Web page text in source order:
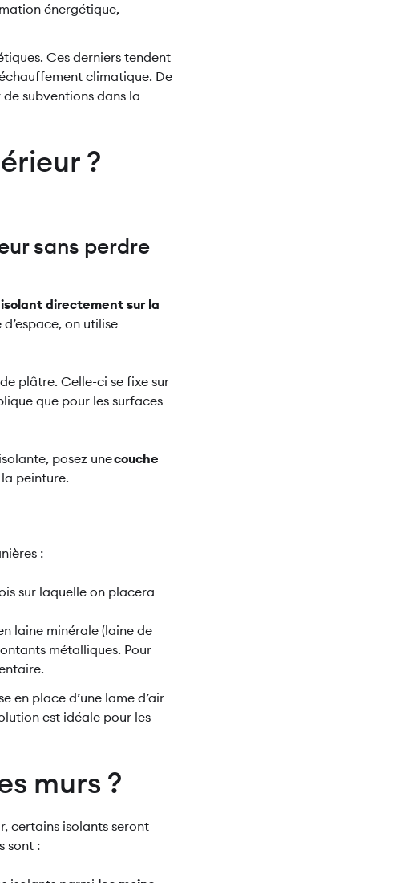
énergétique,
Ces derniers tendent
climatique. De
subventions dans la
?
sans perdre
directement sur la
on utilise
plâtre. Celle-ci se fixe sur
que pour les surfaces
posez unecouche
peinture.
:
sur laquelle on placera
laine minérale (laine de
métalliques. Pour
en place d’une lame d’air
est idéale pour les
murs ?
certains isolants seront
sont :